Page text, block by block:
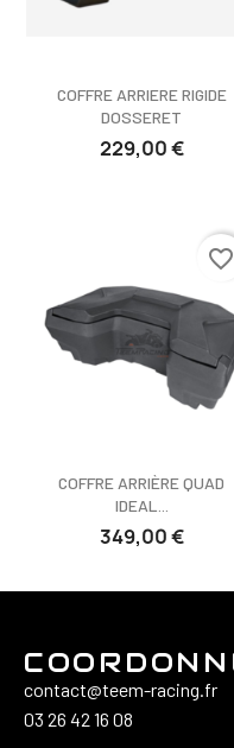
COFFRE ARRIERE RIGIDE
DOSSERET
229,00 €
COFFRE ARRIÈRE QUAD
IDEAL...
349,00 €
favorite_border
contact@teem-racing.fr
03 26 42 16 08